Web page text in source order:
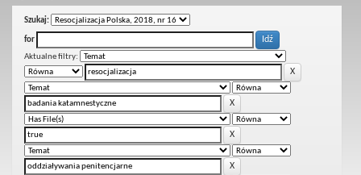
Szukaj:
for
Aktualne filtry: